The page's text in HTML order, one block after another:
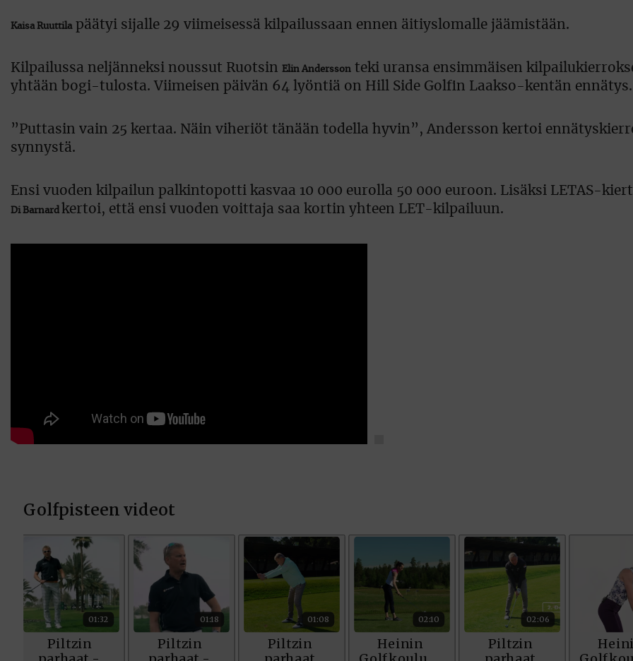
Kaisa Ruuttilapäätyi sijalle 29 viimeisessä kilpailussaan ennen äitiyslomalle jäämistään.
Kilpailussa neljänneksi noussut Ruotsin Elin Andersson teki uransa ensimmäisen
yhtään bogi-tulosta. Viimeisen päivän 64 lyöntiä on Hill Side Golfin Laakso-kentän ennätys.
”Puttasin vain 25 kertaa. Näin viheriöt tänään todella hyvin”, Andersson kertoi
synnystä.
Ensi vuoden kilpailun palkintopotti kasvaa 10 000 eurolla 50 000 euroon. Lisäksi LETAS-
Di Barnard kertoi, että ensi vuoden voittaja saa kortin yhteen LET-kilpailuun.